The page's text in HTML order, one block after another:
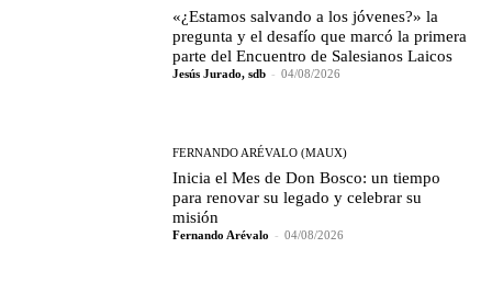
«¿Estamos salvando a los jóvenes?» la
pregunta y el desafío que marcó la primera
parte del Encuentro de Salesianos Laicos
Jesús Jurado, sdb - 04/08/2026
FERNANDO ARÉVALO (MAUX)
Inicia el Mes de Don Bosco: un tiempo
para renovar su legado y celebrar su
misión
Fernando Arévalo - 04/08/2026